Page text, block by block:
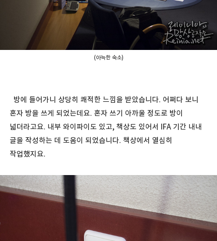
(아늑한 숙소)
방에 들어가니 상당히 쾌적한 느낌을 받았습니다. 어쩌다 보니
혼자 방을 쓰게 되었는데요. 혼자 쓰기 아까울 정도로 방이
넓더라고요. 내부 와이파이도 있고, 책상도 있어서 IFA 기간 내내
글을 작성하는 데 도움이 되었습니다. 책상에서 열심히
작업했지요.